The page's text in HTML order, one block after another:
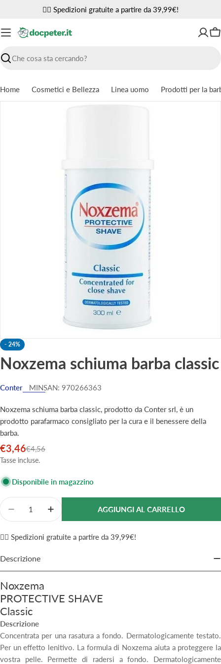
contenuto
✌🏼 Spedizioni gratuite a partire da 39,99€!
Ricerca
Home Cosmetici e Bellezza Linea uomo
Prodotti per la
Apri supporto 0 in modalità modale
- 24%
Noxzema schiuma barba classic
Conter MINSAN: 970266363
Noxzema schiuma barba classic, prodotto da Conter srl, è un
prodotto parafarmaco consigliato per la cura e il benessere della
barba.
Prezzo
di
€3,46
Prezzo
normale
€4,56
Tasse incluse.
Disponibile in magazzino
Quantità
Diminuisci La Quantità Per Noxzema Schiuma Barba
Aumenta La Quantità Per Noxzema
AGGIUNGI AL CARRELLO
✌🏼 Spedizioni gratuite a partire da 39,99€!
Descrizione
Noxzema
PROTECTIVE SHAVE
Classic
Descrizione
Concentrata per una rasatura a fondo. Dermatologicamente testato.
Per un effetto lenitivo. La formula di Noxzema aiuta a proteggere la
vostra pelle. Permette di radersi a fondo. Dermatologicamente